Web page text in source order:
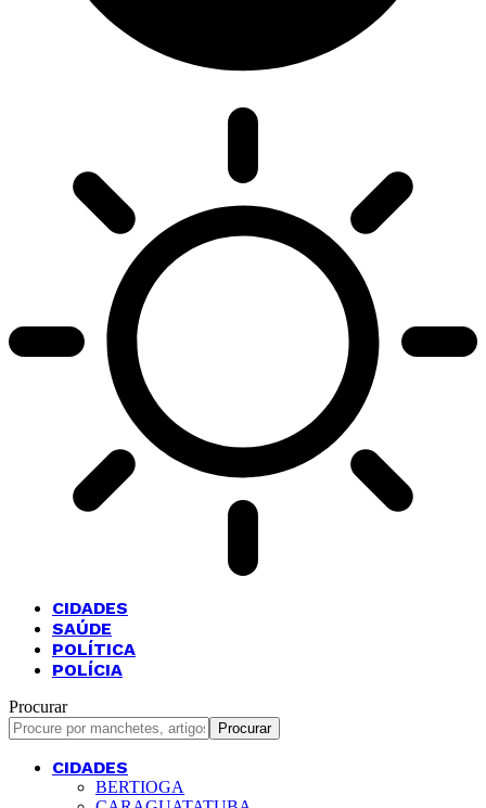
CIDADES
SAÚDE
POLÍTICA
POLÍCIA
Procurar
CIDADES
BERTIOGA